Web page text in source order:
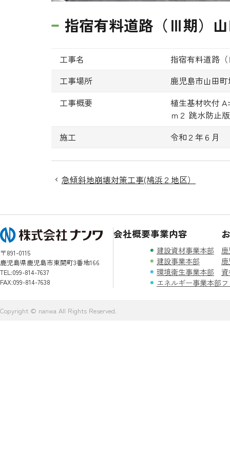
指宿有料道路（Ⅲ期）山
工事名
指宿有料道路
工事場所
鹿児島市山田
工事概要
植生基材吹付
ｍ２ 跳水防止
施工
令和２年６月
急傾斜地崩壊対策工事(鳩浜２地区）
〒891-0115
鹿児島県鹿児島市東開町3番地166
TEL:099-814-7637
FAX:099-814-7638
会社概要事業内容
建設資材事業本部
建設事業本部
環境衛生事業本部
エネルギー事業本部
Copyright © nanwa All Rights Reserved.